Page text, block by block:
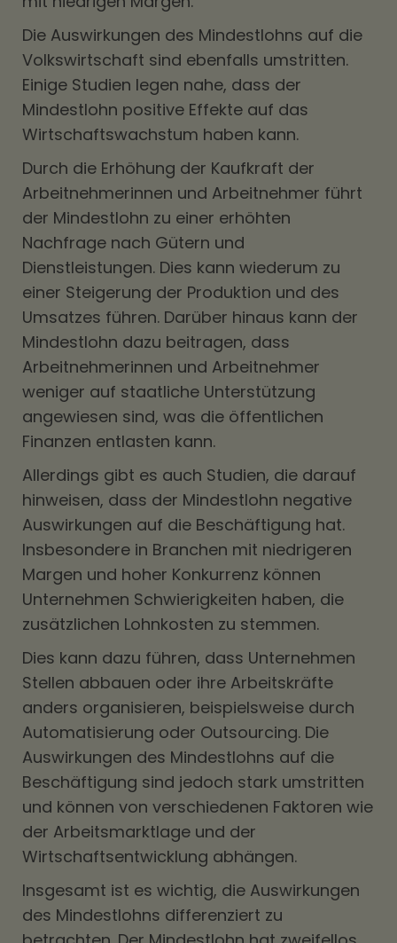
Die Auswirkungen des Mindestlohns auf die
Volkswirtschaft sind ebenfalls umstritten.
Einige Studien legen nahe, dass der
Mindestlohn positive Effekte auf das
Wirtschaftswachstum haben kann.
Durch die Erhöhung der Kaufkraft der
Arbeitnehmerinnen und Arbeitnehmer führt
der Mindestlohn zu einer erhöhten
Nachfrage nach Gütern und
Dienstleistungen. Dies kann wiederum zu
einer Steigerung der Produktion und des
Umsatzes führen. Darüber hinaus kann der
Mindestlohn dazu beitragen, dass
Arbeitnehmerinnen und Arbeitnehmer
weniger auf staatliche Unterstützung
angewiesen sind, was die öffentlichen
Finanzen entlasten kann.
Allerdings gibt es auch Studien, die darauf
hinweisen, dass der Mindestlohn negative
Auswirkungen auf die Beschäftigung hat.
Insbesondere in Branchen mit niedrigeren
Margen und hoher Konkurrenz können
Unternehmen Schwierigkeiten haben, die
zusätzlichen Lohnkosten zu stemmen.
Dies kann dazu führen, dass Unternehmen
Stellen abbauen oder ihre Arbeitskräfte
anders organisieren, beispielsweise durch
Automatisierung oder Outsourcing. Die
Auswirkungen des Mindestlohns auf die
Beschäftigung sind jedoch stark umstritten
und können von verschiedenen Faktoren wie
der Arbeitsmarktlage und der
Wirtschaftsentwicklung abhängen.
Insgesamt ist es wichtig, die Auswirkungen
des Mindestlohns differenziert zu